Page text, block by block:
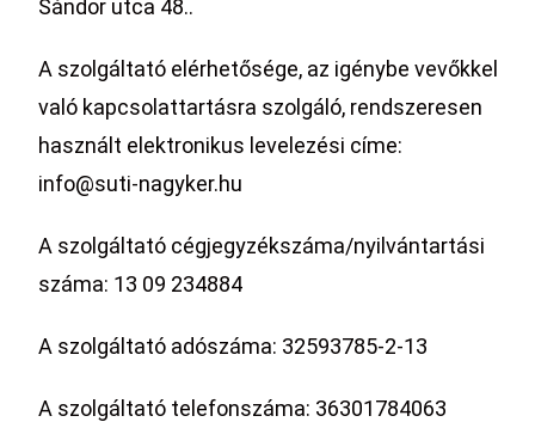
Sándor utca 48..
A szolgáltató elérhetősége, az igénybe vevőkkel
való kapcsolattartásra szolgáló, rendszeresen
használt elektronikus levelezési címe:
info@suti-nagyker.hu
A szolgáltató cégjegyzékszáma/nyilvántartási
száma: 13 09 234884
A szolgáltató adószáma: 32593785-2-13
A szolgáltató telefonszáma: 36301784063